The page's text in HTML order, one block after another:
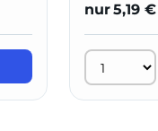
nur5,19 €